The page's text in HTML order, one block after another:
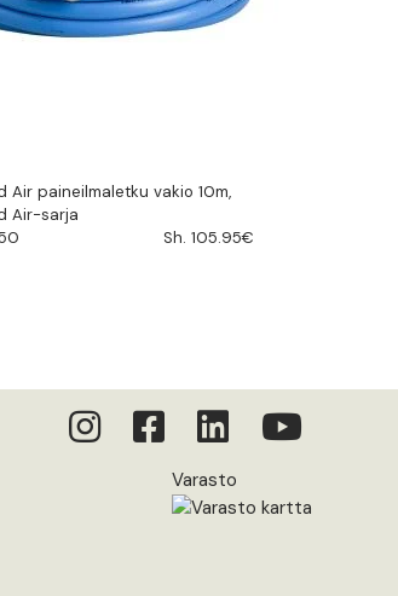
Air paineilmaletku vakio 10m,
Air-sarja
Sh. 105.95€
Varasto